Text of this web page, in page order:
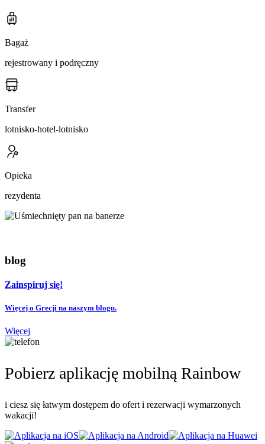
Bagaż
rejestrowany i podręczny
Transfer
lotnisko-hotel-lotnisko
Opieka
rezydenta
blog
Zainspiruj się!
Więcej o Grecji na naszym blogu.
Więcej
Pobierz aplikację mobilną Rainbow
i ciesz się łatwym dostępem do ofert i rezerwacji wymarzonych
wakacji!